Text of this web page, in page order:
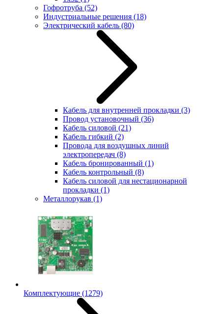
Гофротруба (52)
Индустриальные решения (18)
Электрический кабель (80)
Кабель для внутренней прокладки (3)
Провод установочный (36)
Кабель силовой (21)
Кабель гибкий (2)
Провода для воздушных линий
электропередач (8)
Кабель бронированный (1)
Кабель контрольный (8)
Кабель силовой для нестационарной
прокладки (1)
Металлорукав (1)
Комплектующие (1279)